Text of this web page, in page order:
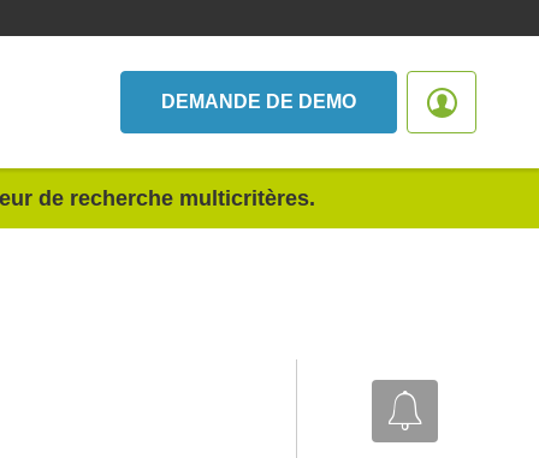
DEMANDE DE DEMO
de recherche multicritères.